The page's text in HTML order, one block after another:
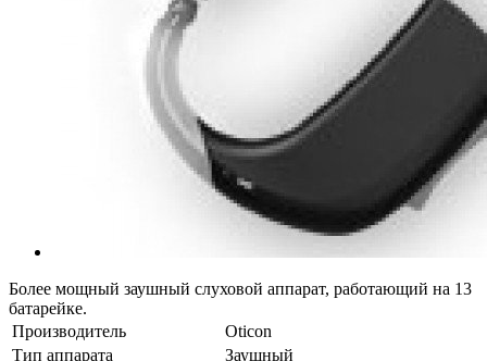
Более мощный заушный слуховой аппарат, работающий на 13
батарейке.
Производитель
Oticon
Тип аппарата
Заушный